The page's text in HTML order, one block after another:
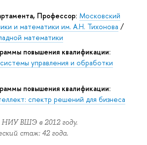
Профессор: Московский
и математики им. А.Н. Тихонова /
математики
повышения квалификации:
управления и обработки
повышения квалификации:
спектр решений для бизнеса
ВШЭ в 2012 году.
стаж: 42 года.